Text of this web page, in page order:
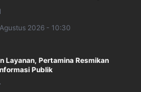
2026 - 10:30
Layanan, Pertamina Resmikan
Publik